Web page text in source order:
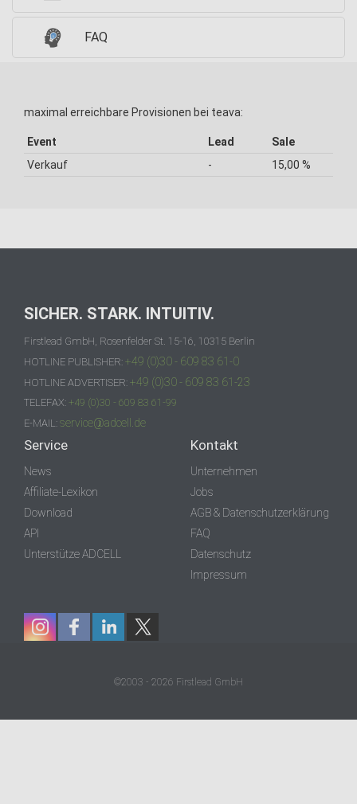
FAQ
maximal erreichbare Provisionen bei teava:
Event Lead
Sale
Verkauf
- 15,00 %
SICHER. STARK. INTUITIV.
Firstlead GmbH, Rosenfelder St. 15-16, 10315 Berlin
HOTLINE PUBLISHER: +49 (0)30 - 609 83 61-0
HOTLINE ADVERTISER: +49 (0)30 - 609 83 61-23
TELEFAX: +49 (0)30 - 609 83 61-99
E-MAIL: service@adcell.de
Service
News
Affiliate-Lexikon
Download
API
Unterstütze ADCELL
Kontakt
Unternehmen
Jobs
AGB & Datenschutzerklärung
FAQ
Datenschutz
Impressum
©2003 - 2026 Firstlead GmbH